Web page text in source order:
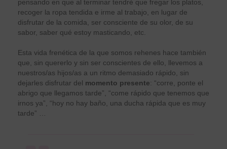
pensando en que al terminar tendré que fregar los platos,
recoger la ropa tendida e irme al trabajo, en lugar de
disfrutar de la comida, ser consciente de su olor, de su
sabor, saber qué estoy masticando, etc.
Esta vida frenética de la que somos rehenes hace también
que, sin quererlo y sin ser conscientes de ello, llevemos a
nuestros/as hijos/as a un ritmo demasiado rápido, sin
dejarles disfrutar del momento presente: “corre, ponte el
abrigo que llegamos tarde”, “come rápido que tenemos que
irnos ya”, “hoy no hay baño, una ducha rápida que es muy
tarde” …